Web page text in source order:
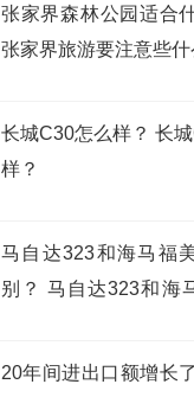
张家界森林公园适合
张家界旅游要注意些什
长城C30怎么样？ 长
样？
马自达323和海马福
别？ 马自达323和海
20年间进出口额增长